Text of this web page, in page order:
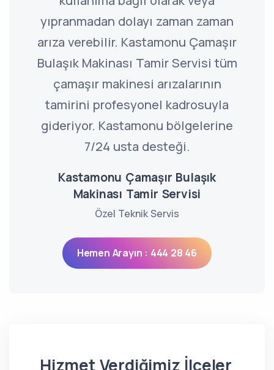
yıpranmadan dolayı zaman zaman
arıza verebilir. Kastamonu Çamaşır
Bulaşık Makinası Tamir Servisi tüm
çamaşır makinesi arızalarının
tamirini profesyonel kadrosuyla
gideriyor. Kastamonu bölgelerine
7/24 usta desteği.
Kastamonu Çamaşır Bulaşık
Makinası Tamir Servisi
Özel Teknik Servis
Hemen Arayın : 444 28 46
Hizmet Verdiğimiz İlçeler